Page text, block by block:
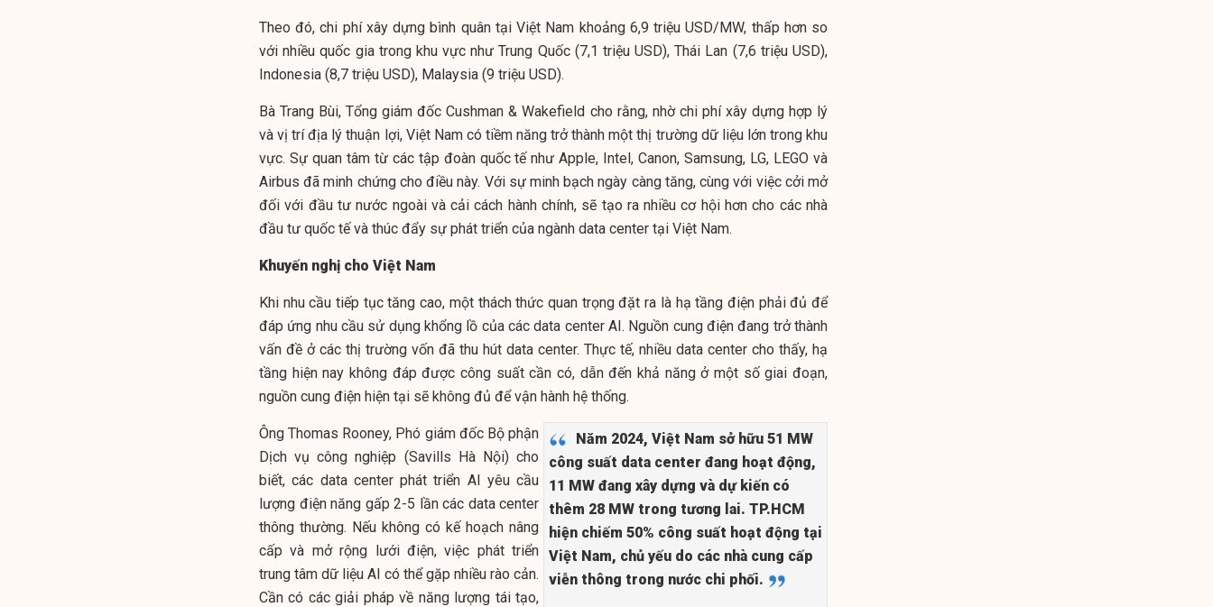
Theo đó, chi phí xây dựng bình quân tại Việt Nam khoảng 6,9 triệu USD/MW, thấp hơn so
với nhiều quốc gia trong khu vực như Trung Quốc (7,1 triệu USD), Thái Lan (7,6 triệu USD),
Indonesia (8,7 triệu USD), Malaysia (9 triệu USD).
Bà Trang Bùi, Tổng giám đốc Cushman & Wakefield cho rằng, nhờ chi phí xây dựng hợp lý
và vị trí địa lý thuận lợi, Việt Nam có tiềm năng trở thành một thị trường dữ liệu lớn trong khu
vực. Sự quan tâm từ các tập đoàn quốc tế như Apple, Intel, Canon, Samsung, LG, LEGO và
Airbus đã minh chứng cho điều này. Với sự minh bạch ngày càng tăng, cùng với việc cởi mở
đối với đầu tư nước ngoài và cải cách hành chính, sẽ tạo ra nhiều cơ hội hơn cho các nhà
đầu tư quốc tế và thúc đẩy sự phát triển của ngành data center tại Việt Nam.
Khuyến nghị cho Việt Nam
Khi nhu cầu tiếp tục tăng cao, một thách thức quan trọng đặt ra là hạ tầng điện phải đủ để
đáp ứng nhu cầu sử dụng khổng lồ của các data center AI. Nguồn cung điện đang trở thành
vấn đề ở các thị trường vốn đã thu hút data center. Thực tế, nhiều data center cho thấy, hạ
tầng hiện nay không đáp được công suất cần có, dẫn đến khả năng ở một số giai đoạn,
nguồn cung điện hiện tại sẽ không đủ để vận hành hệ thống.
Năm 2024, Việt Nam sở hữu 51 MW
công suất data center đang hoạt động,
11 MW đang xây dựng và dự kiến có
thêm 28 MW trong tương lai. TP.HCM
hiện chiếm 50% công suất hoạt động tại
Việt Nam, chủ yếu do các nhà cung cấp
viễn thông trong nước chi phối.
Ông Thomas Rooney, Phó giám đốc Bộ phận
Dịch vụ công nghiệp (Savills Hà Nội) cho
biết, các data center phát triển AI yêu cầu
lượng điện năng gấp 2-5 lần các data center
thông thường. Nếu không có kế hoạch nâng
cấp và mở rộng lưới điện, việc phát triển
trung tâm dữ liệu AI có thể gặp nhiều rào cản.
Cần có các giải pháp về năng lượng tái tạo,